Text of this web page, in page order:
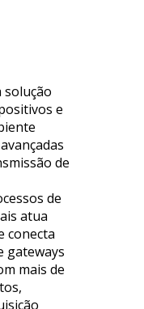
solução
e
de
de
atua
conecta
gateways
mais de